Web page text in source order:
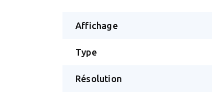
Affichage
Type
Résolution